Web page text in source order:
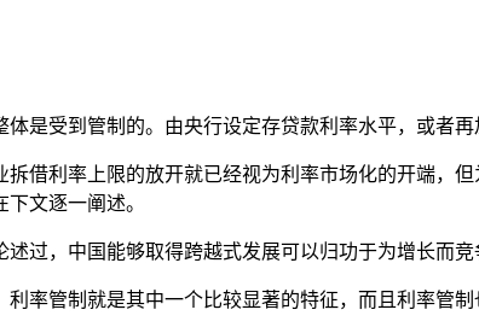
体是受到管制的。由央行设定存贷款利率水平，或者
拆借利率上限的放开就已经视为利率市场化的开端，
文逐一阐述。
过，中国能够取得跨越式发展可以归功于为增长而竞
率管制就是其中一个比较显著的特征，而且利率管